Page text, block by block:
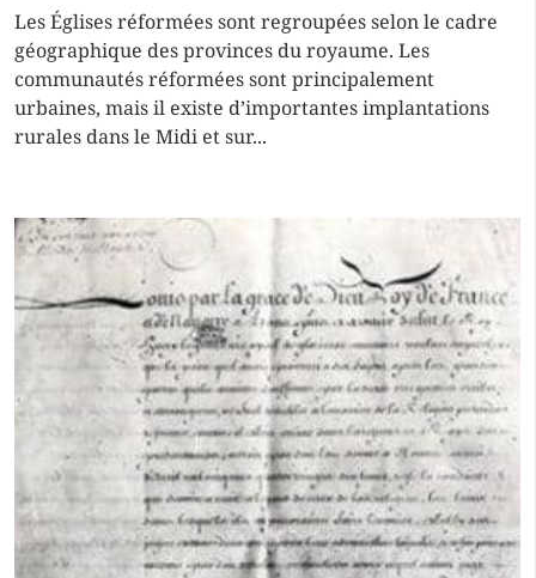
Les Églises réformées sont regroupées selon le cadre
géographique des provinces du royaume. Les
communautés réformées sont principalement
urbaines, mais il existe d’importantes implantations
rurales dans le Midi et sur...